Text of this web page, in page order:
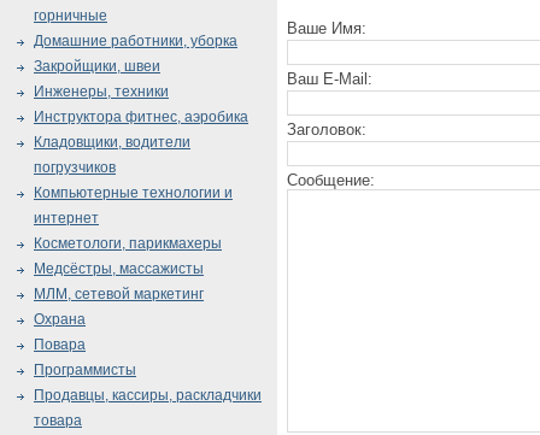
Ваше Имя:
Ваш E-Mail:
Заголовок:
Сообщение:
горничные
Домашние работники, уборка
Закройщики, швеи
Инженеры, техники
Инструктора фитнес, аэробика
Кладовщики, водители
погрузчиков
Компьютерные технологии и
интернет
Косметологи, парикмахеры
Медсёстры, массажисты
МЛМ, сетевой маркетинг
Охрана
Повара
Программисты
Продавцы, кассиры, раскладчики
товара